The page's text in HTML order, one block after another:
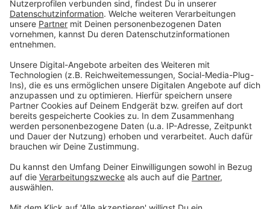
Zustimmung, um den YouTube
Video-Service zu laden!
Drittanbieters, um Videoinhalte
einzubetten. Dieser Service kann
Daten zu Ihren Aktivitäten
sammeln. Bitte lesen Sie die
Details durch und stimmen Sie der
Nutzung des Service zu, um dieses
Video anzusehen.
Mehr Informationen
Justin Bieber - Hold On (Official Video)
Anzeige